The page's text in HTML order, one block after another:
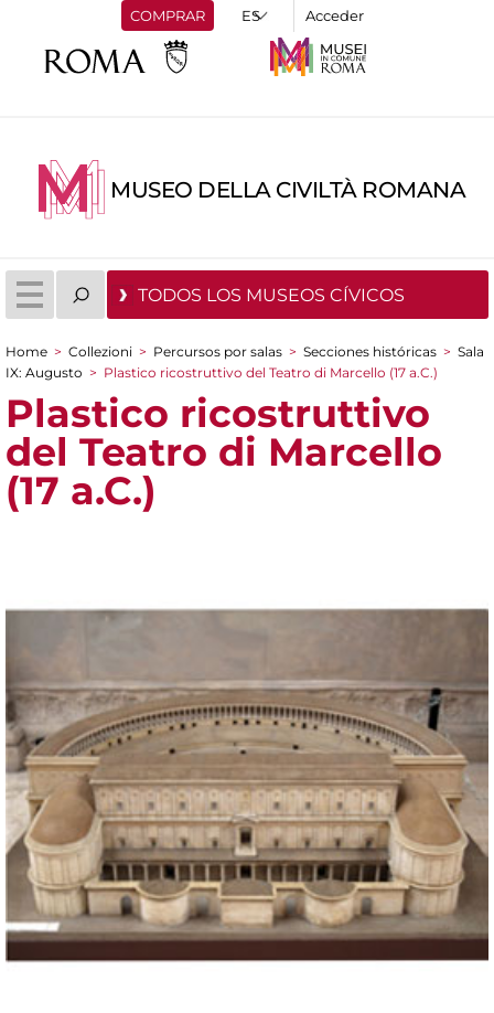
COMPRAR Acceder
MUSEO DELLA CIVILTÀ ROMANA
TODOS LOS MUSEOS CÍVICOS
You are here
Home > Collezioni > Percursos por salas > Secciones históricas > Sala
IX: Augusto > Plastico ricostruttivo del Teatro di Marcello (17 a.C.)
Plastico ricostruttivo
del Teatro di Marcello
(17 a.C.)